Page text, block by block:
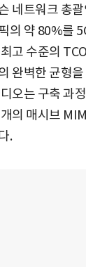
네트워크 총
의 약 80%를
고 수준의
완벽한 균형
오는 구축 과
의 매시브
.